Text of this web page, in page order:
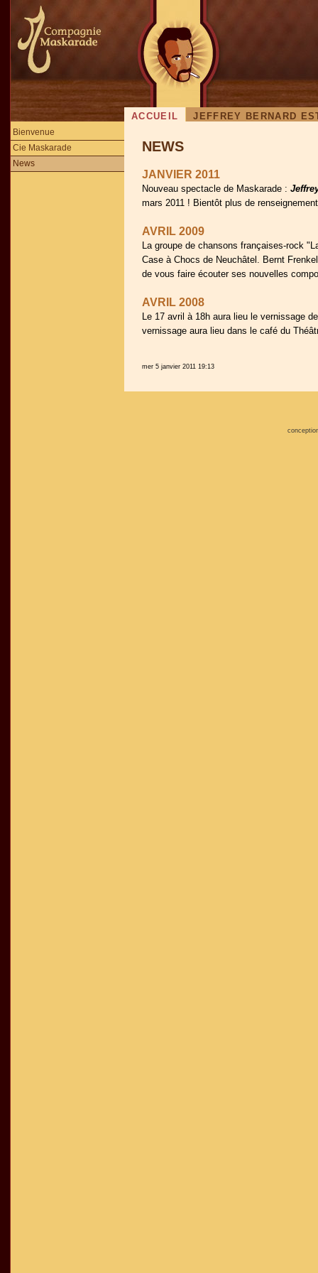
ACCUEIL JEFFREY BERNARD
Bienvenue
Cie Maskarade
News
NEWS
JANVIER 2011
Nouveau spectacle de Maskarade :
mars 2011 ! Bientôt plus de
AVRIL 2009
La groupe de chansons françaises-rock
Case à Chocs de Neuchâtel. Bernt
de vous faire écouter ses nouvelles
AVRIL 2008
Le 17 avril à 18h aura lieu le vernissage
vernissage aura lieu dans le café du
mer 5 janvier 2011 19:13